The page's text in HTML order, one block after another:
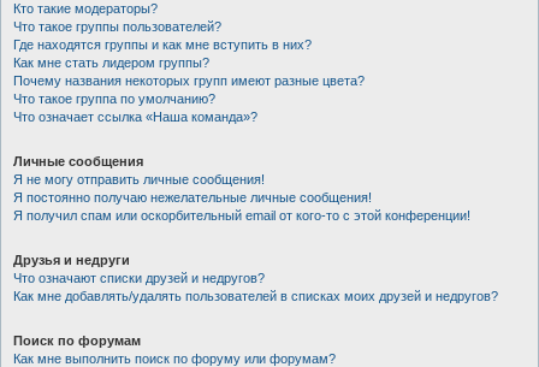
Кто такие модераторы?
Что такое группы пользователей?
Где находятся группы и как мне вступить в них?
Как мне стать лидером группы?
Почему названия некоторых групп имеют разные цвета?
Что такое группа по умолчанию?
Что означает ссылка «Наша команда»?
Личные сообщения
Я не могу отправить личные сообщения!
Я постоянно получаю нежелательные личные сообщения!
Я получил спам или оскорбительный email от кого-то с этой конференции!
Друзья и недруги
Что означают списки друзей и недругов?
Как мне добавлять/удалять пользователей в списках моих друзей и недругов?
Поиск по форумам
Как мне выполнить поиск по форуму или форумам?